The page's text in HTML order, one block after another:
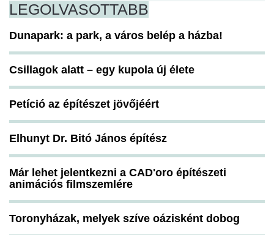
LEGOLVASOTTABB
Dunapark: a park, a város belép a házba!
Csillagok alatt – egy kupola új élete
Petíció az építészet jövőjéért
Elhunyt Dr. Bitó János építész
Már lehet jelentkezni a CAD'oro építészeti
animációs filmszemlére
Toronyházak, melyek szíve oázisként dobog